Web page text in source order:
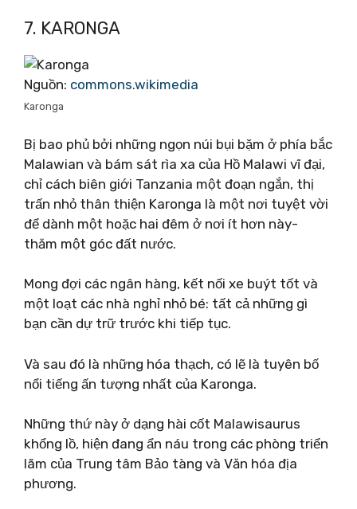
7. KARONGA
Nguồn: commons.wikimedia
Karonga
Bị bao phủ bởi những ngọn núi bụi bặm ở phía bắc
Malawian và bám sát rìa xa của Hồ Malawi vĩ đại,
chỉ cách biên giới Tanzania một đoạn ngắn, thị
trấn nhỏ thân thiện Karonga là một nơi tuyệt vời
để dành một hoặc hai đêm ở nơi ít hơn này-
thăm một góc đất nước.
Mong đợi các ngân hàng, kết nối xe buýt tốt và
một loạt các nhà nghỉ nhỏ bé: tất cả những gì
bạn cần dự trữ trước khi tiếp tục.
Và sau đó là những hóa thạch, có lẽ là tuyên bố
nổi tiếng ấn tượng nhất của Karonga.
Những thứ này ở dạng hài cốt Malawisaurus
khổng lồ, hiện đang ẩn náu trong các phòng triển
lãm của Trung tâm Bảo tàng và Văn hóa địa
phương.